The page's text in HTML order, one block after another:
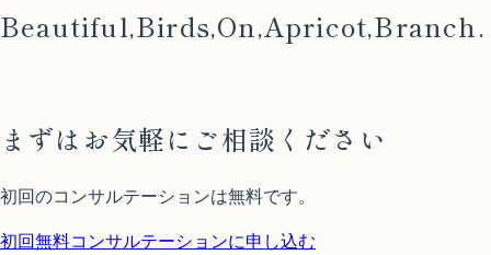
Beautiful,Birds,On,Apricot,Branch.
まずはお気軽にご相談ください
初回のコンサルテーションは無料です。
初回無料コンサルテーションに申し込む